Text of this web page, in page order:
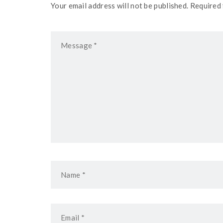
Your email address will not be published.